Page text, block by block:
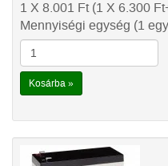
1 X 8.001 Ft(1 X 6.300 Ft
Mennyiségi egység (1
Kosárba »